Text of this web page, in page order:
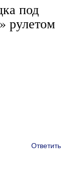
под
рулетом
Ответить